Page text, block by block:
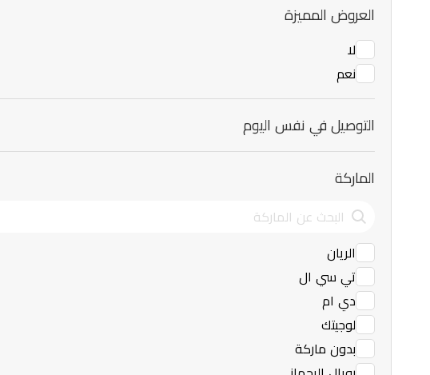
العروض المميزة
لا
نعم
التوصيل في نفس اليوم
الماركة
الريان
تي سي ال
دي ام
لوجيتك
بدون ماركة